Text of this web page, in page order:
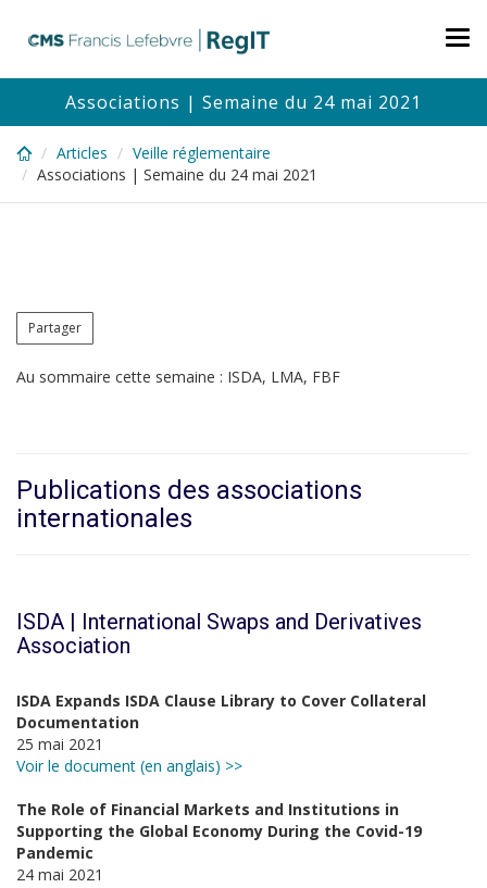
content
Associations | Semaine du 24 mai 2021
Articles
Veille réglementaire
Associations | Semaine du 24 mai 2021
Partager
Au sommaire cette semaine : ISDA, LMA, FBF
Publications des associations
internationales
ISDA | International Swaps and Derivatives
Association
ISDA Expands ISDA Clause Library to Cover Collateral
Documentation
25 mai 2021
Voir le document (en anglais) >>
The Role of Financial Markets and Institutions in
Supporting the Global Economy During the Covid-19
Pandemic
24 mai 2021